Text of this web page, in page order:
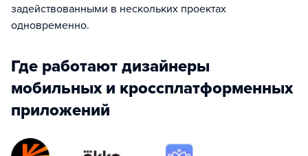
задействованными в нескольких проектах
одновременно.
Где работают дизайнеры
мобильных и кроссплатформенных
приложений